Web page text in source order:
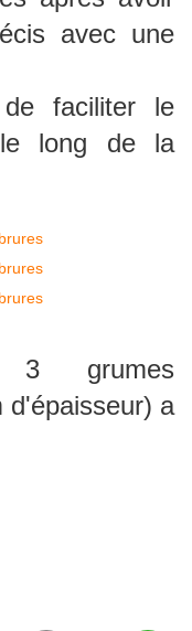
avec une
faciliter le
long de la
grumes
d'épaisseur) a